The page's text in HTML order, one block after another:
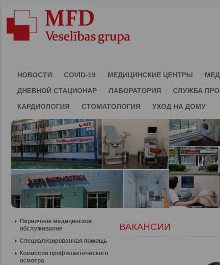
НОВОСТИ COVID-19 МЕДИЦИНСКИЕ ЦЕНТРЫ
ДНЕВНОЙ СТАЦИОНАР
ЛАБОРАТОРИЯ
СЛУЖБА
КАРДИОЛОГИЯ
СТОМАТОЛОГИЯ УХОД НА ДОМУ
Первичное медицинское
обслуживание
Специализированная помощь
Комиссия профилактического
осмотра
ВАКАНСИИ